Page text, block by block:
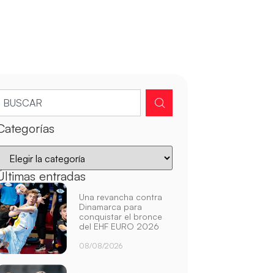
entradas
Una revancha contra
Dinamarca para
conquistar el bronce
del EHF EURO 2026
08/08/2026